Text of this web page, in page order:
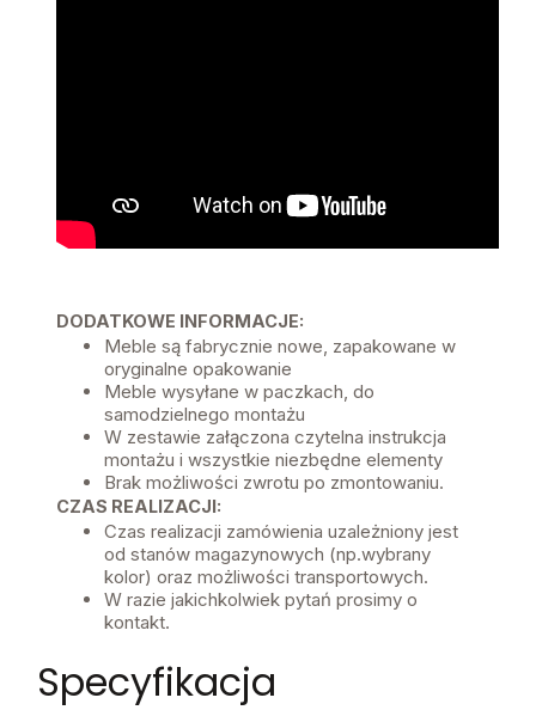
DODATKOWE INFORMACJE:
Meble są fabrycznie nowe, zapakowane w
oryginalne opakowanie
Meble wysyłane w paczkach, do
samodzielnego montażu
W zestawie załączona czytelna instrukcja
montażu i wszystkie niezbędne elementy
Brak możliwości zwrotu po zmontowaniu.
CZAS REALIZACJI:
Czas realizacji zamówienia uzależniony jest
od stanów magazynowych (np.wybrany
kolor) oraz możliwości transportowych.
W razie jakichkolwiek pytań prosimy o
kontakt.
Specyfikacja